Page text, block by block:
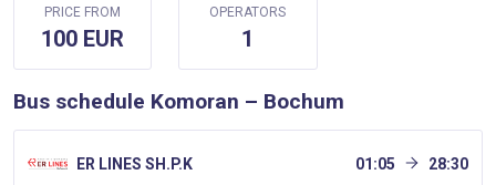
PRICE FROM
100 EUR
OPERATORS
1
Bus schedule Komoran – Bochum
ER LINES SH.P.K 01:05 28:30